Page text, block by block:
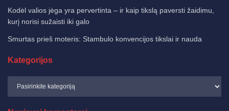
Kodėl valios jėga yra pervertinta – ir kaip tikslą paversti žaidimu,
kurį norisi sužaisti iki galo
Smurtas prieš moteris: Stambulo konvencijos tikslai ir nauda
Kategorijos